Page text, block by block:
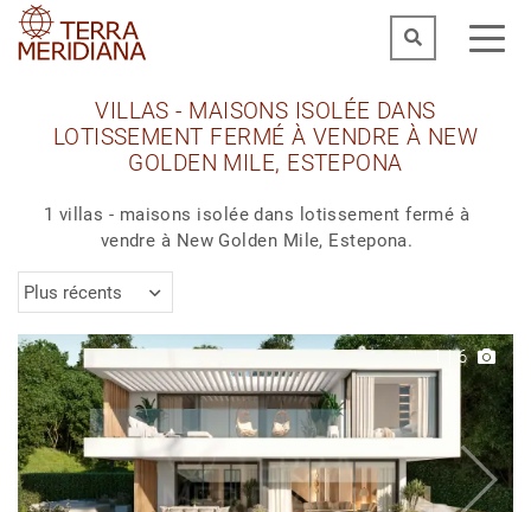
VILLAS - MAISONS ISOLÉE DANS
LOTISSEMENT FERMÉ À VENDRE À NEW
GOLDEN MILE, ESTEPONA
1 villas - maisons isolée dans lotissement fermé à
vendre à New Golden Mile, Estepona.
Plus récents
1|6